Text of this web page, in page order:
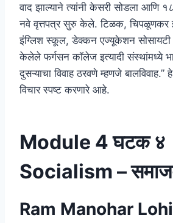
वाद झाल्याने त्यांनी केसरी सोडला आणि
नवे वृत्तपत्र सुरु केले. टिळक, चिपळूणकर
इंग्लिश स्कूल, डेक्कन एज्यूकेशन सोसायटी
केलेले फर्गसन कॉलेज इत्यादी संस्थांमध्ये
दुसऱ्याचा विवाह ठरवणे म्हणजे बालविवाह.”
विचार स्पष्ट करणारे आहे.
Module 4 घटक ४
Socialism –
Ram Manohar